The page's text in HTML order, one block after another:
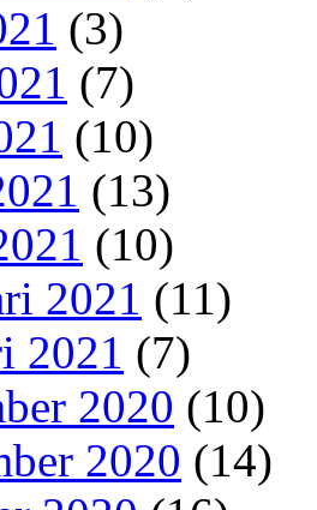
(3)
(7)
(10)
(13)
(10)
2021 (11)
2021 (7)
2020 (10)
2020 (14)